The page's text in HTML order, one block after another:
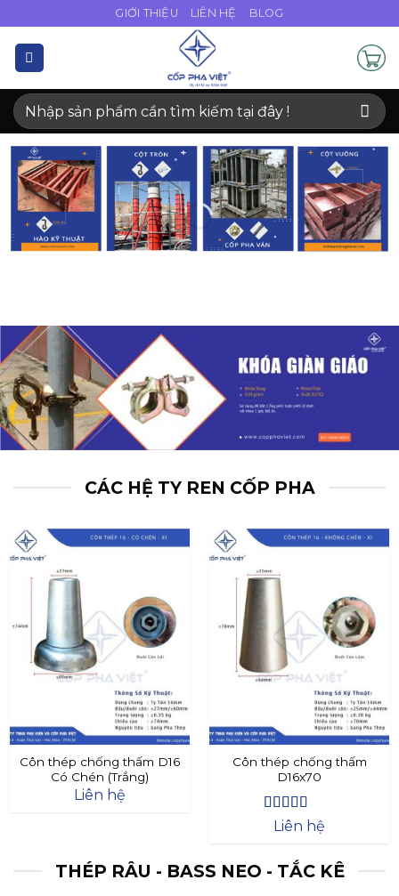
dung
GIỚI THIỆU LIÊN HỆ BLOG
Tìm
kiếm:
CÁC HỆ TY REN CỐP PHA
Côn thép chống thấm D16
Có Chén (Trắng)
Liên hệ
Côn thép chống thấm
D16x70
Được xếp
5
Liên hệ
THÉP RÂU - BASS NEO - TẮC KÊ